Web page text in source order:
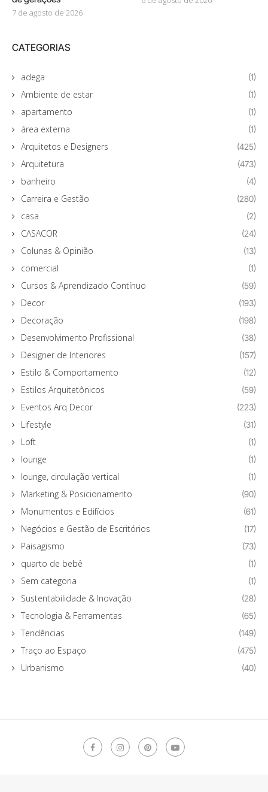
7 de agosto de 2026
CATEGORIAS
adega (1)
Ambiente de estar (1)
apartamento (1)
área externa (1)
Arquitetos e Designers (425)
Arquitetura (473)
banheiro (4)
Carreira e Gestão (280)
casa (2)
CASACOR (24)
Colunas & Opinião (13)
comercial (1)
Cursos & Aprendizado Contínuo (59)
Decor (193)
Decoração (198)
Desenvolvimento Profissional (38)
Designer de Interiores (157)
Estilo & Comportamento (12)
Estilos Arquitetônicos (59)
Eventos Arq Decor (223)
Lifestyle (31)
Loft (1)
lounge (1)
lounge, circulação vertical (1)
Marketing & Posicionamento (90)
Monumentos e Edifícios (61)
Negócios e Gestão de Escritórios (17)
Paisagismo (73)
quarto de bebê (1)
Sem categoria (1)
Sustentabilidade & Inovação (28)
Tecnologia & Ferramentas (65)
Tendências (149)
Traço ao Espaço (475)
Urbanismo (40)